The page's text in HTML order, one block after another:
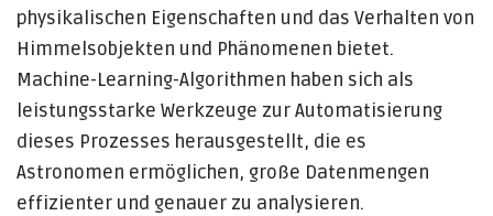
physikalischen Eigenschaften und das Verhalten von
Himmelsobjekten und Phänomenen bietet.
Machine-Learning-Algorithmen haben sich als
leistungsstarke Werkzeuge zur Automatisierung
dieses Prozesses herausgestellt, die es
Astronomen ermöglichen, große Datenmengen
effizienter und genauer zu analysieren.